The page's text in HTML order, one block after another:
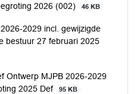
2026 (002)
46 KB
2029 incl. gewijzigde
bestuur 27 februari 2025
Ontwerp MJPB 2026-2029
2025 Def
95 KB